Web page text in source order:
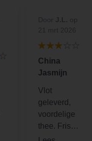
China
Jasmijn
Vlot
geleverd,
voordelige
thee. Fris
naar